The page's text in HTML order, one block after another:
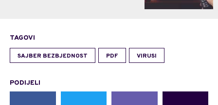
TAGOVI
SAJBER BEZBJEDNOST PDF VIRUSI
PODIJELI